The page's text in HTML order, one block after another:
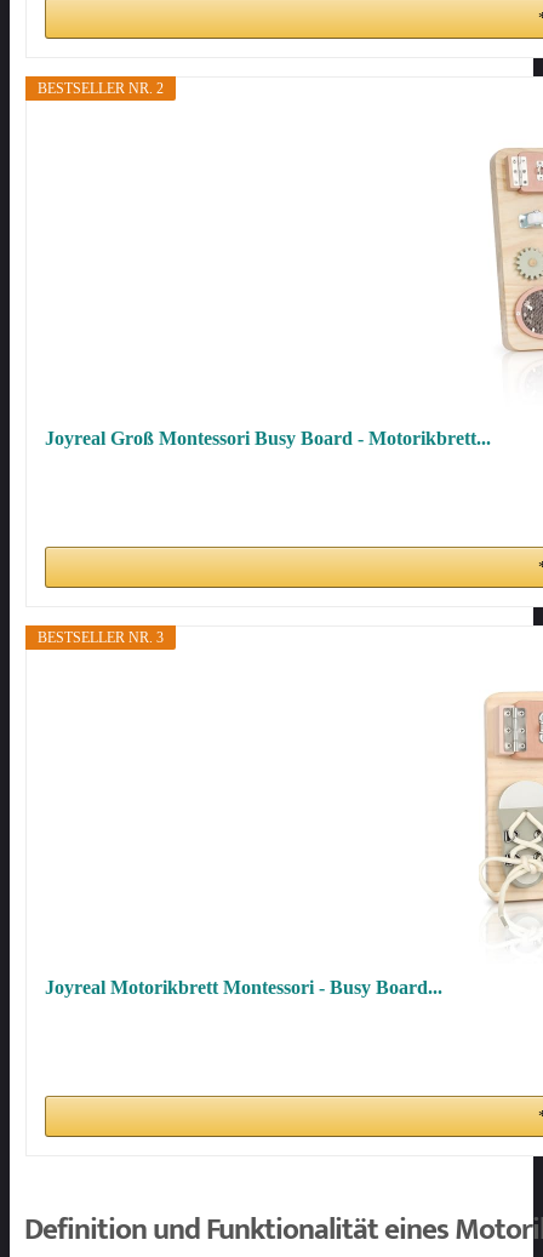
BESTSELLER NR. 2
Joyreal Groß Montessori Busy Board - Motorikbrett...
BESTSELLER NR. 3
Joyreal Motorikbrett Montessori - Busy Board...
Definition und Funktionalität eines